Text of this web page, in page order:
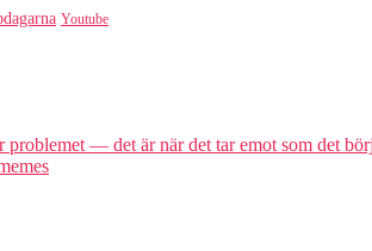
Youtube
problemet — det är när det tar emot som det